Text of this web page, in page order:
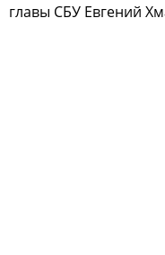
главы СБУ Евгений